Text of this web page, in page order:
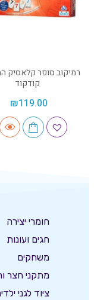
רמיקוב סופר קלאסיק
קודקוד
₪119.00
חומרי יצירה
חגים ועונות
משחקים
מתקני חצר
ציוד לגני